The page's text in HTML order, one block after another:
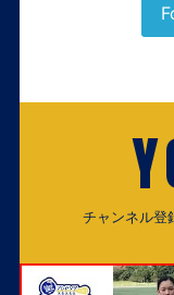
チャンネル登